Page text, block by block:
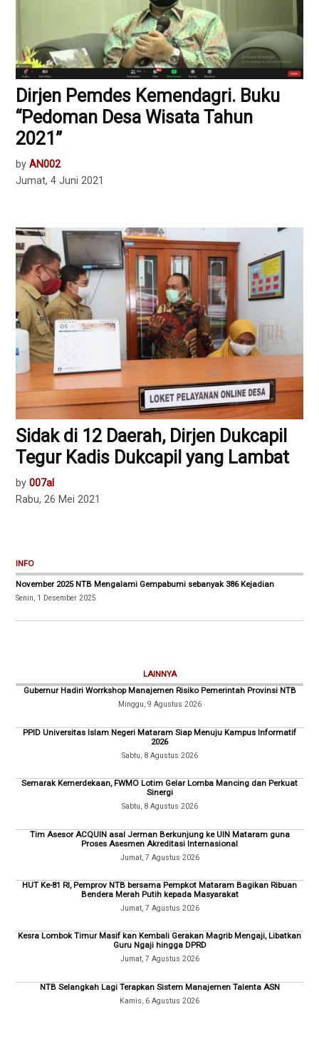
Dirjen Pemdes Kemendagri. Buku
“Pedoman Desa Wisata Tahun
2021”
by AN002
Jumat, 4 Juni 2021
Sidak di 12 Daerah, Dirjen Dukcapil
Tegur Kadis Dukcapil yang Lambat
by 007al
Rabu, 26 Mei 2021
INFO
November 2025 NTB Mengalami Gempabumi sebanyak 386 Kejadian
Senin, 1 Desember 2025
LAINNYA
Gubernur Hadiri Worrkshop Manajemen Risiko Pemerintah Provinsi NTB
Minggu, 9 Agustus 2026
PPID Universitas Islam Negeri Mataram Siap Menuju Kampus Informatif
2026
Sabtu, 8 Agustus 2026
Semarak Kemerdekaan, FWMO Lotim Gelar Lomba Mancing dan Perkuat
Sinergi
Sabtu, 8 Agustus 2026
Tim Asesor ACQUIN asal Jerman Berkunjung ke UIN Mataram guna
Proses Asesmen Akreditasi Internasional
Jumat, 7 Agustus 2026
HUT Ke-81 RI, Pemprov NTB bersama Pempkot Mataram Bagikan Ribuan
Bendera Merah Putih kepada Masyarakat
Jumat, 7 Agustus 2026
Kesra Lombok Timur Masif kan Kembali Gerakan Magrib Mengaji, Libatkan
Guru Ngaji hingga DPRD
Jumat, 7 Agustus 2026
NTB Selangkah Lagi Terapkan Sistem Manajemen Talenta ASN
Kamis, 6 Agustus 2026